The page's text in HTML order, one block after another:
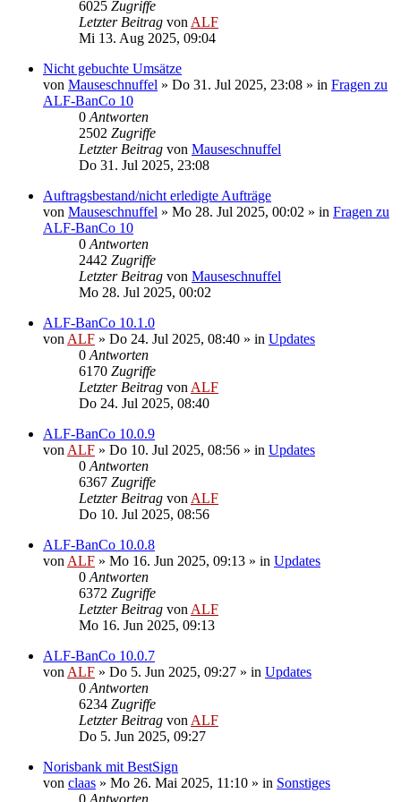
6025 Zugriffe
Letzter Beitrag von ALF
Mi 13. Aug 2025, 09:04
Nicht gebuchte Umsätze
von Mauseschnuffel » Do 31. Jul 2025, 23:08 » in Fragen zu
ALF-BanCo 10
0 Antworten
2502 Zugriffe
Letzter Beitrag von Mauseschnuffel
Do 31. Jul 2025, 23:08
Auftragsbestand/nicht erledigte Aufträge
von Mauseschnuffel » Mo 28. Jul 2025, 00:02 » in Fragen zu
ALF-BanCo 10
0 Antworten
2442 Zugriffe
Letzter Beitrag von Mauseschnuffel
Mo 28. Jul 2025, 00:02
ALF-BanCo 10.1.0
von ALF » Do 24. Jul 2025, 08:40 » in Updates
0 Antworten
6170 Zugriffe
Letzter Beitrag von ALF
Do 24. Jul 2025, 08:40
ALF-BanCo 10.0.9
von ALF » Do 10. Jul 2025, 08:56 » in Updates
0 Antworten
6367 Zugriffe
Letzter Beitrag von ALF
Do 10. Jul 2025, 08:56
ALF-BanCo 10.0.8
von ALF » Mo 16. Jun 2025, 09:13 » in Updates
0 Antworten
6372 Zugriffe
Letzter Beitrag von ALF
Mo 16. Jun 2025, 09:13
ALF-BanCo 10.0.7
von ALF » Do 5. Jun 2025, 09:27 » in Updates
0 Antworten
6234 Zugriffe
Letzter Beitrag von ALF
Do 5. Jun 2025, 09:27
Norisbank mit BestSign
von claas » Mo 26. Mai 2025, 11:10 » in Sonstiges
0 Antworten